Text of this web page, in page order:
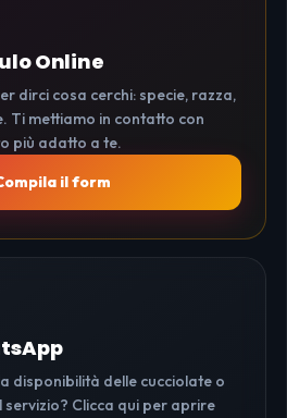
Online
dirci cosa cerchi: specie, razza,
Ti mettiamo in contatto con
più adatto a te.
il form
disponibilità delle cucciolate o
Clicca qui per aprire